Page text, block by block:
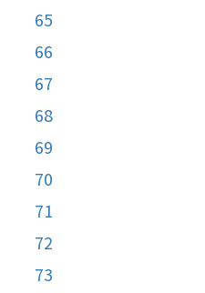
65
66
67
68
69
70
71
72
73